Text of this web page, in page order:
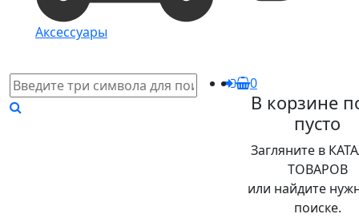
Аксессуары
0
В корзине
пусто
Загляните в
ТОВАРОВ
или найдите
поиске.